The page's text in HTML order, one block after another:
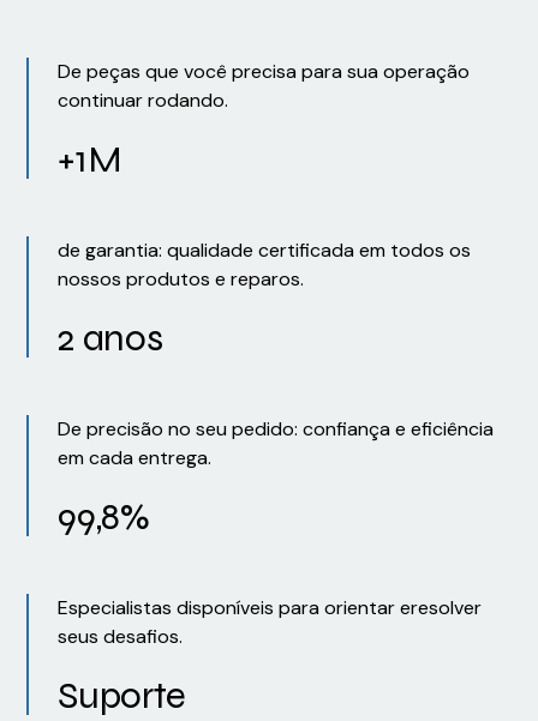
De peças que você precisa para sua operação
continuar rodando.
+1M
de garantia: qualidade certificada em todos os
nossos produtos e reparos.
2 anos
De precisão no seu pedido: confiança e eficiência
em cada entrega.
99,8%
Especialistas disponíveis para orientar eresolver
seus desafios.
Suporte